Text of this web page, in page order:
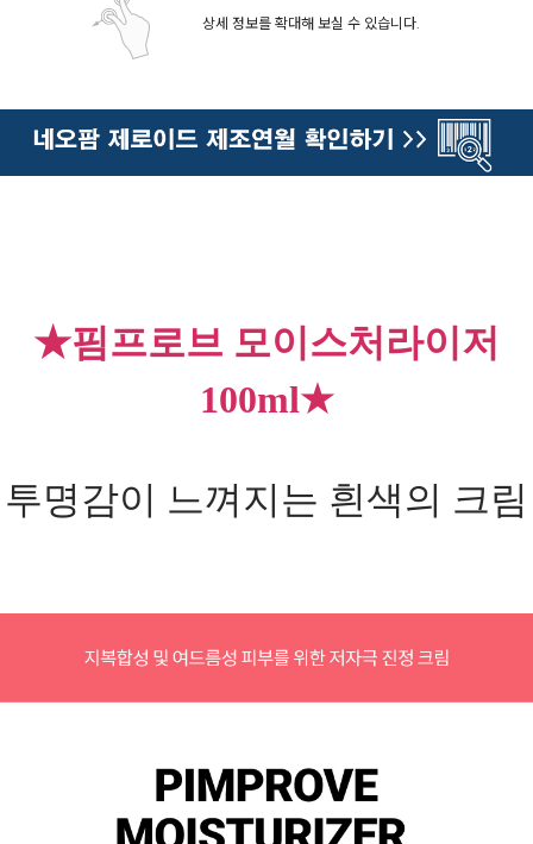
상세 정보를 확대해 보실 수 있습니다.
★핌프로브 모이스처라이저
100ml★
투명감이 느껴지는 흰색의 크림